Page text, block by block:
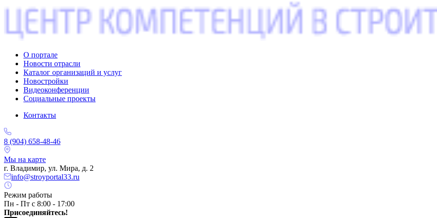
О портале
Новости отрасли
Каталог организаций и услуг
Новостройки
Видеоконференции
Социальные проекты
Контакты
8 (904) 658-48-46
Мы на карте
г. Владимир, ул. Мира, д. 2
info@stroyportal33.ru
Режим работы
Пн - Пт с 8:00 - 17:00
Присоединяйтесь!